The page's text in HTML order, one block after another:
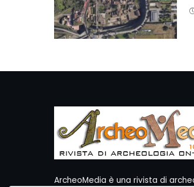
ArcheoMedia è una rivista di